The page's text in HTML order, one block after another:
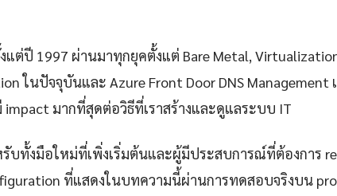
แต่ปี 1997 ผ่านมาทุกยุคตั้งแต่ Bare Metal,
ในปัจจุบันและ Azure Front Door DNS Management
impact มากที่สุดต่อวิธีที่เราสร้างและดูแลระบบ IT
บทั้งมือใหม่ที่เพิ่งเริ่มต้นและผู้มีประสบการณ์ที่ต้องการ
ที่แสดงในบทความนี้ผ่านการทดสอบจริงบน